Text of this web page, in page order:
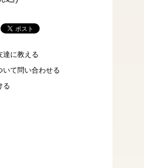
達に教える
いて問い合わせる
る